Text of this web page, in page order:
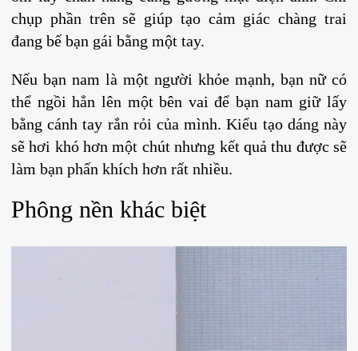
chụp phần trên sẽ giúp tạo cảm giác chàng trai
đang bế bạn gái bằng một tay.
Nếu bạn nam là một người khỏe mạnh, bạn nữ có
thể ngồi hẳn lên một bên vai để bạn nam giữ lấy
bằng cánh tay rắn rỏi của mình. Kiểu tạo dáng này
sẽ hơi khó hơn một chút nhưng kết quả thu được sẽ
làm bạn phấn khích hơn rất nhiều.
Phông nền khác biệt